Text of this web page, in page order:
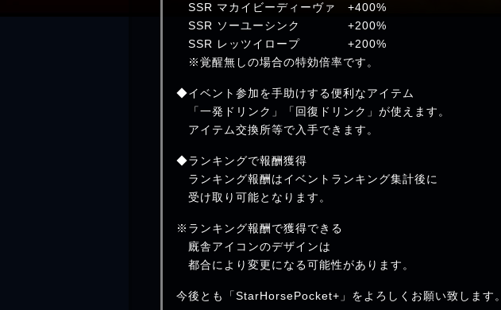
SSR マカイビーディーヴァ +400%
SSR ソーユーシンク +200%
SSR レッツイロープ +200%
※覚醒無しの場合の特効倍率です。
◆イベント参加を手助けする便利なアイテム
「一発ドリンク」「回復ドリンク」が使えます。
アイテム交換所等で入手できます。
◆ランキングで報酬獲得
ランキング報酬はイベントランキング集計後に
受け取り可能となります。
※ランキング報酬で獲得できる
廐舎アイコンのデザインは
都合により変更になる可能性があります。
今後とも「StarHorsePocket+」をよろしくお願い致します。